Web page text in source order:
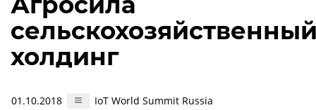
холдинг
01.10.2018 IoT World Summit Russia